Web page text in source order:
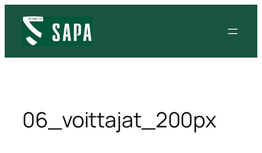
sisältöön
06_voittajat_200px